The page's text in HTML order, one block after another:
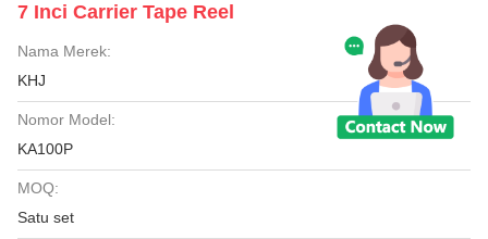
7 Inci Carrier Tape Reel
Nama Merek:
KHJ
Nomor Model:
KA100P
MOQ:
Satu set